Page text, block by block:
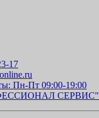
17
Пн-Пт 09:00-19:00
СЕРВИС"